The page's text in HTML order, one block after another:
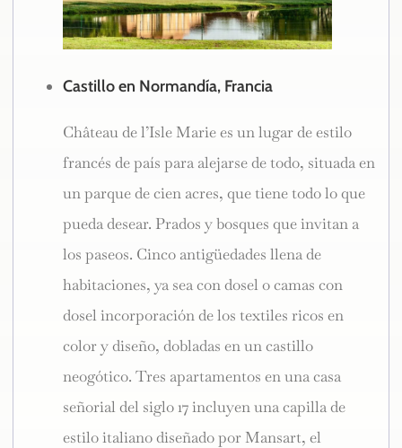
Castillo en Normandía, Francia
Château de l’Isle Marie es un lugar de estilo
francés de país para alejarse de todo, situada en
un parque de cien acres, que tiene todo lo que
pueda desear. Prados y bosques que invitan a
los paseos. Cinco antigüedades llena de
habitaciones, ya sea con dosel o camas con
dosel incorporación de los textiles ricos en
color y diseño, dobladas en un castillo
neogótico. Tres apartamentos en una casa
señorial del siglo 17 incluyen una capilla de
estilo italiano diseñado por Mansart, el